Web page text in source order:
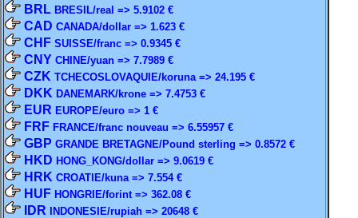
BRL BRESIL/real => 5.9102 €
CAD CANADA/dollar => 1.623 €
CHF SUISSE/franc => 0.9345 €
CNY CHINE/yuan => 7.7989 €
CZK TCHECOSLOVAQUIE/koruna => 24.195 €
DKK DANEMARK/krone => 7.4753 €
EUR EUROPE/euro => 1 €
FRF FRANCE/franc nouveau => 6.55957 €
GBP GRANDE BRETAGNE/Pound sterling => 0.8572 €
HKD HONG_KONG/dollar => 9.0619 €
HRK CROATIE/kuna => 7.554 €
HUF HONGRIE/forint => 362.08 €
IDR INDONESIE/rupiah => 20648 €